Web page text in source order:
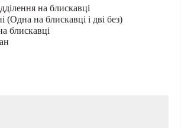
на блискавці
(Одна на блискавці і дві без)
блискавці